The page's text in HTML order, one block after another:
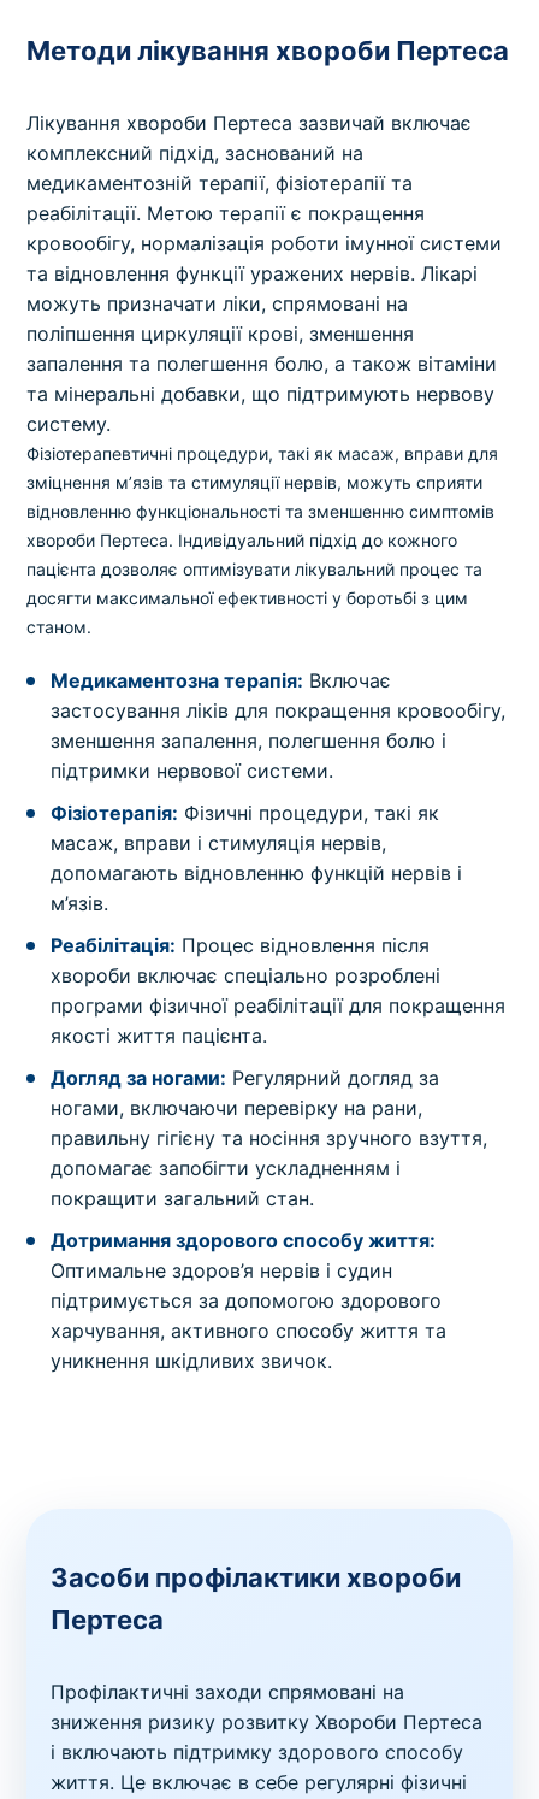
Методи лікування хвороби Пертеса
Лікування хвороби Пертеса зазвичай включає
комплексний підхід, заснований на
медикаментозній терапії, фізіотерапії та
реабілітації. Метою терапії є покращення
кровообігу, нормалізація роботи імунної системи
та відновлення функції уражених нервів. Лікарі
можуть призначати ліки, спрямовані на
поліпшення циркуляції крові, зменшення
запалення та полегшення болю, а також вітаміни
та мінеральні добавки, що підтримують нервову
систему.
Фізіотерапевтичні процедури, такі як масаж, вправи для
зміцнення м’язів та стимуляції нервів, можуть сприяти
відновленню функціональності та зменшенню симптомів
хвороби Пертеса. Індивідуальний підхід до кожного
пацієнта дозволяє оптимізувати лікувальний процес та
досягти максимальної ефективності у боротьбі з цим
станом.
Медикаментозна терапія: Включає
застосування ліків для покращення кровообігу,
зменшення запалення, полегшення болю і
підтримки нервової системи.
Фізіотерапія: Фізичні процедури, такі як
масаж, вправи і стимуляція нервів,
допомагають відновленню функцій нервів і
м’язів.
Реабілітація: Процес відновлення після
хвороби включає спеціально розроблені
програми фізичної реабілітації для покращення
якості життя пацієнта.
Догляд за ногами: Регулярний догляд за
ногами, включаючи перевірку на рани,
правильну гігієну та носіння зручного взуття,
допомагає запобігти ускладненням і
покращити загальний стан.
Дотримання здорового способу життя:
Оптимальне здоров’я нервів і судин
підтримується за допомогою здорового
харчування, активного способу життя та
уникнення шкідливих звичок.
Засоби профілактики хвороби
Пертеса
Профілактичні заходи спрямовані на
зниження ризику розвитку Хвороби Пертеса
і включають підтримку здорового способу
життя. Це включає в себе регулярні фізичні